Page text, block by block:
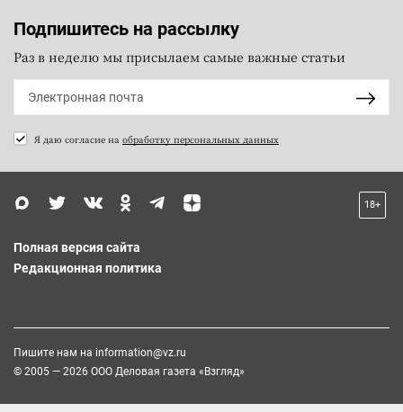
Подпишитесь на рассылку
Раз в неделю мы присылаем самые важные статьи
Я даю согласие на обработку персональных данных
18+
Полная версия сайта
Редакционная политика
Пишите нам на information@vz.ru
© 2005 — 2026 ООО Деловая газета «Взгляд»